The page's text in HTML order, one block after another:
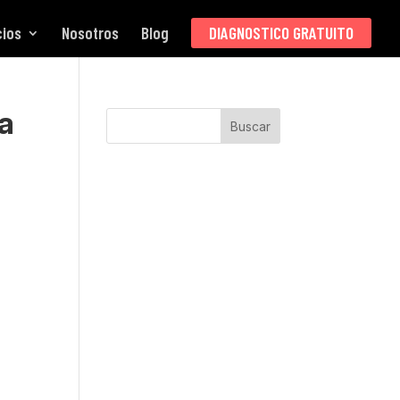
Nosotros Blog DIAGNOSTICO GRATUITO
Buscar